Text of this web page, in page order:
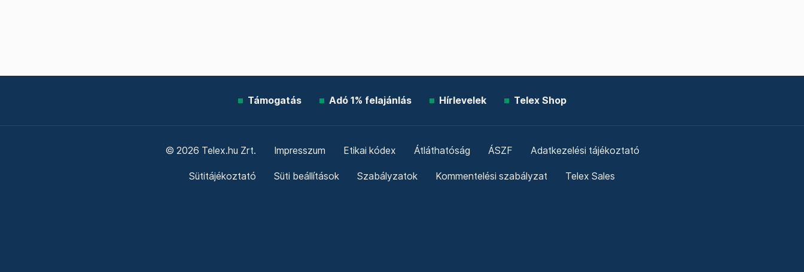
Támogatás Adó 1% felajánlás Hírlevelek Telex Shop
© 2026 Telex.hu Zrt. Impresszum Etikai kódex Átláthatóság ÁSZF Adatkezelési tájékoztató
Sütitájékoztató Süti beállítások Szabályzatok Kommentelési szabályzat Telex Sales